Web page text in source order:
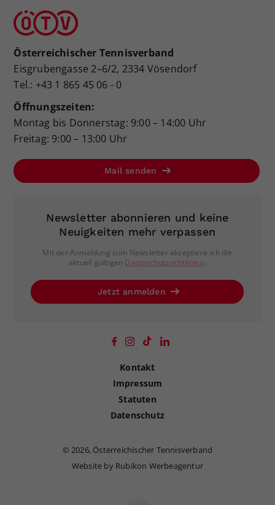
Österreichischer Tennisverband
Eisgrubengasse 2–6/2, 2334 Vösendorf
Tel.: +43 1 865 45 06 - 0
Öffnungszeiten:
Montag bis Donnerstag: 9:00 – 14:00 Uhr
Freitag: 9:00 – 13:00 Uhr
Mail senden
Newsletter abonnieren und keine
Neuigkeiten mehr verpassen
Mit der Anmeldung zum Newsletter akzeptiere ich die
aktuell gültigen Datenschutzrichtlinien.
Jetzt anmelden
Kontakt
Impressum
Statuten
Datenschutz
©2026, Österreichischer Tennisverband
Website by Rubikon Werbeagentur